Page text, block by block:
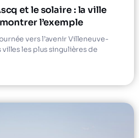
et le solaire : la ville
l’exemple
vers l’avenir Villeneuve-
villes les plus singulières de